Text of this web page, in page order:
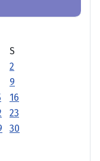
S
2
9
16
23
30